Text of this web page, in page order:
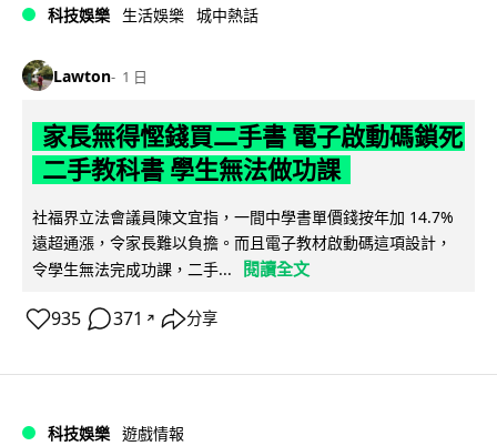
科技娛樂 生活娛樂 城中熱話
Lawton 1 日
家長無得慳錢買二手書 電子啟動碼鎖死
二手教科書 學生無法做功課
社福界立法會議員陳文宜指，一間中學書單價錢按年加 14.7%
遠超通漲，令家長難以負擔。而且電子教材啟動碼這項設計，
令學生無法完成功課，二手...
閱讀全文
935 371 ↗ 分享
科技娛樂 遊戲情報